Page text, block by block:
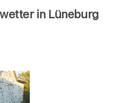
in Lüneburg